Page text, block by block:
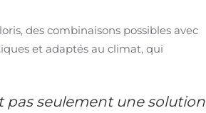
des combinaisons possibles avec
et adaptés au climat, qui
pas seulement une solution